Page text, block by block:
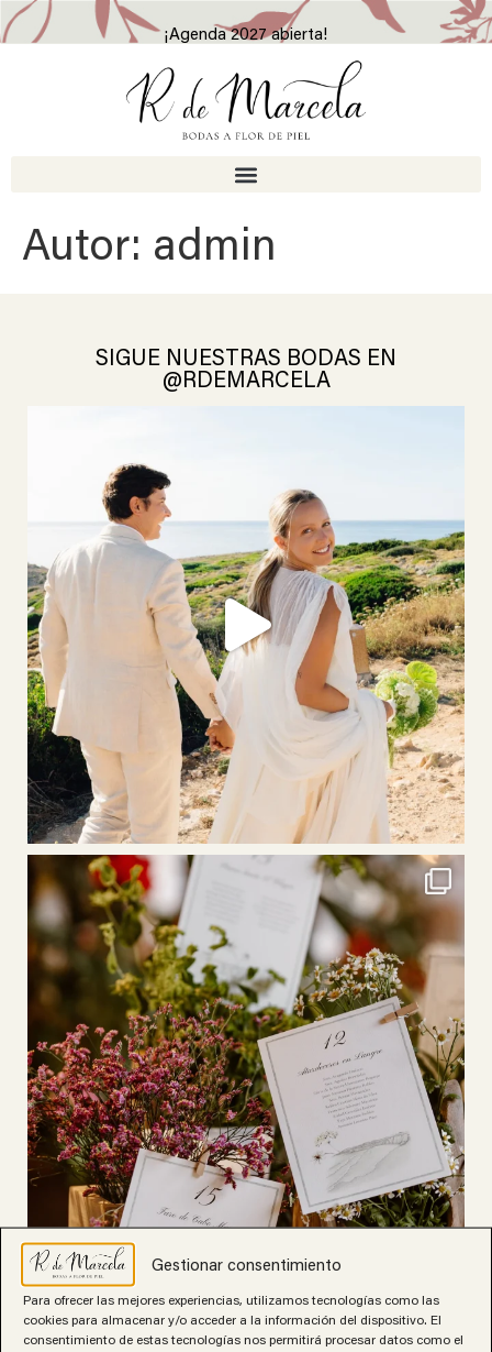
Gestionar consentimiento
Para ofrecer las mejores experiencias, utilizamos tecnologías como las
cookies para almacenar y/o acceder a la información del dispositivo. El
consentimiento de estas tecnologías nos permitirá procesar datos como el
¡Agenda 2027 abierta!
Autor: admin
SIGUE NUESTRAS BODAS EN
@RDEMARCELA